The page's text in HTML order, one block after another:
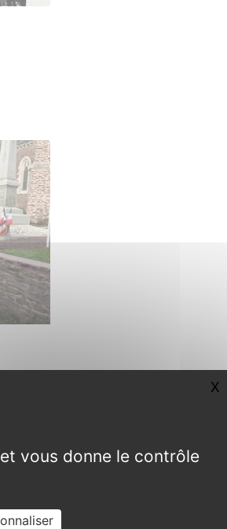
vous donne le contrôle
X